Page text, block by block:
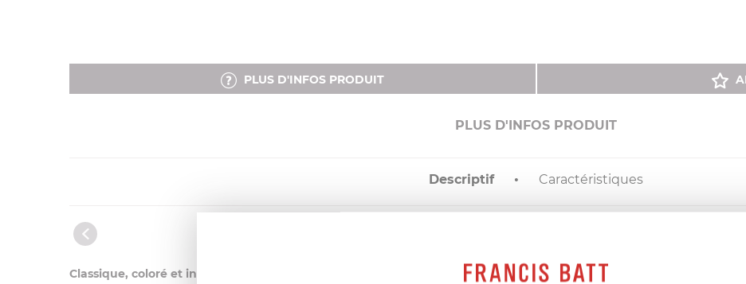
PLUS D'INFOS PRODUIT
PLUS D'INFOS PRODUIT
Descriptif Caractéristiques
Classique, coloré et indémodable